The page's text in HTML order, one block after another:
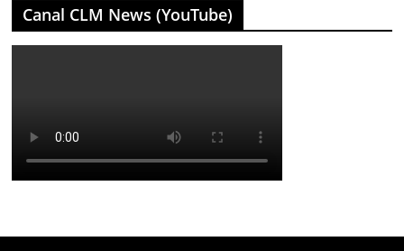
Canal CLM News (YouTube)